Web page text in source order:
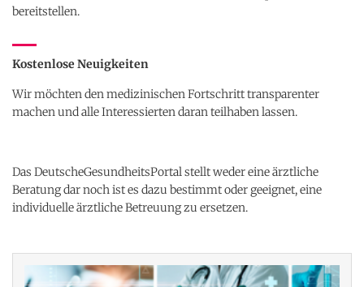
bereitstellen.
Kostenlose Neuigkeiten
Wir möchten den medizinischen Fortschritt transparenter
machen und alle Interessierten daran teilhaben lassen.
Das DeutscheGesundheitsPortal stellt weder eine ärztliche
Beratung dar noch ist es dazu bestimmt oder geeignet, eine
individuelle ärztliche Betreuung zu ersetzen.